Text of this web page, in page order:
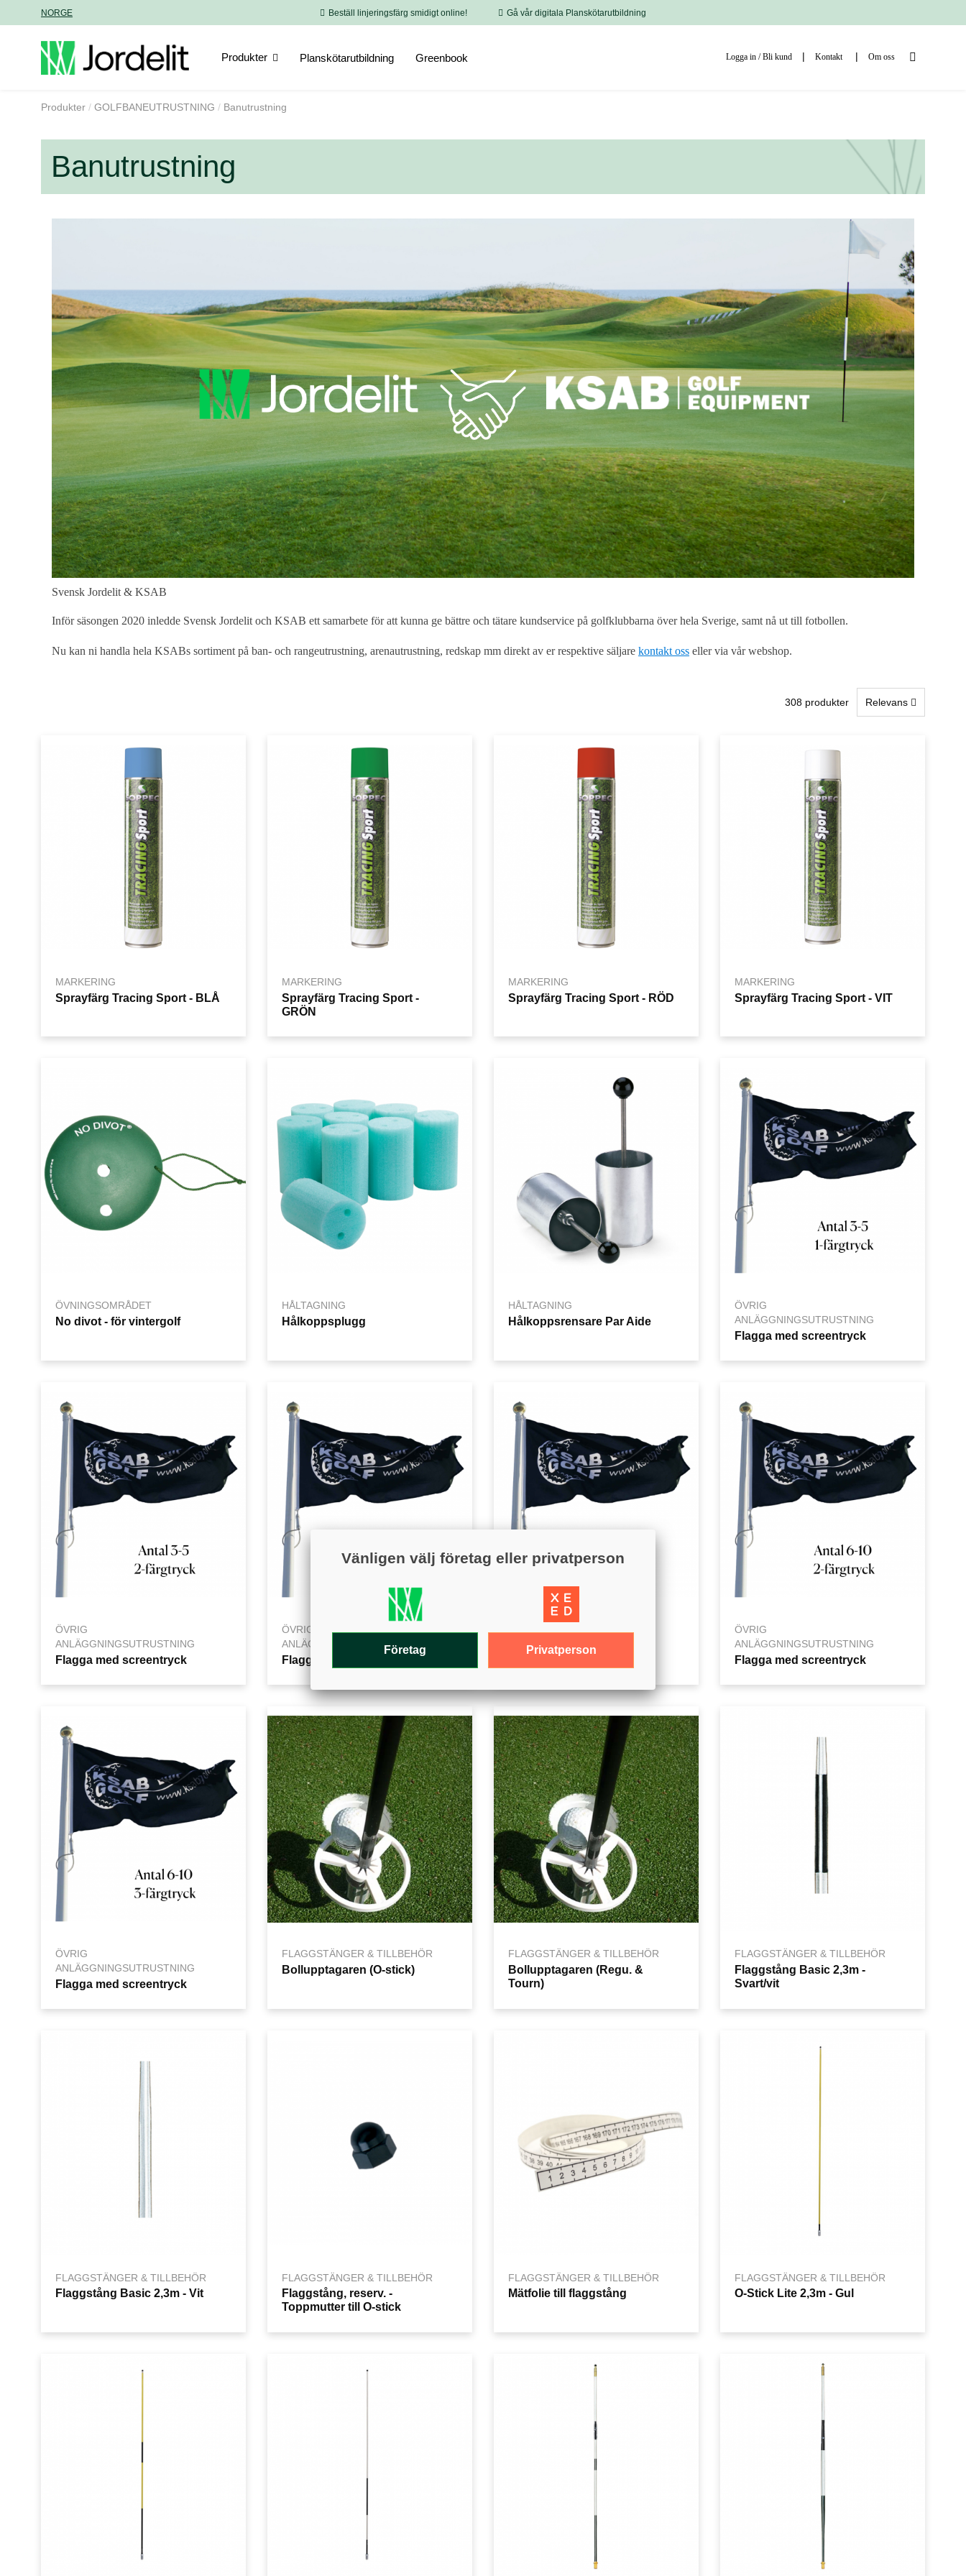
NORGE Beställ linjeringsfärg smidigt online! Gå vår digitala Planskötarutbildning
Produkter Planskötarutbildning Greenbook Logga in / Bli kund Kontakt Om oss
Produkter GOLFBANEUTRUSTNING Banutrustning
Banutrustning
Svensk Jordelit & KSAB
Inför säsongen 2020 inledde Svensk Jordelit och KSAB ett samarbete för att kunna ge bättre och tätare kundservice på golfklubbarna över hela Sverige, samt nå ut till fotbollen.
Nu kan ni handla hela KSABs sortiment på ban- och rangeutrustning, arenautrustning, redskap mm direkt av er respektive säljare kontakt oss eller via vår webshop.
308 produkter Relevans
MARKERING
Sprayfärg Tracing Sport - BLÅ
MARKERING
Sprayfärg Tracing Sport -
GRÖN
MARKERING
Sprayfärg Tracing Sport - RÖD
MARKERING
Sprayfärg Tracing Sport - VIT
ÖVNINGSOMRÅDET
No divot - för vintergolf
HÅLTAGNING
Hålkoppsplugg
HÅLTAGNING
Hålkoppsrensare Par Aide
ÖVRIG
ANLÄGGNINGSUTRUSTNING
Flagga med screentryck
ÖVRIG
ANLÄGGNINGSUTRUSTNING
Flagga med screentryck
ÖVRIG
ANLÄGGNINGSUTRUSTNING
Flagga med screentryck
ANLÄGGNINGSUTRUSTNING
Flagga med screentryck
ÖVRIG
ANLÄGGNINGSUTRUSTNING
Flagga med screentryck
ÖVRIG
ANLÄGGNINGSUTRUSTNING
Flagga med screentryck
FLAGGSTÄNGER & TILLBEHÖR
Bollupptagaren (O-stick)
FLAGGSTÄNGER & TILLBEHÖR
Bollupptagaren (Regu. &
Tourn)
FLAGGSTÄNGER & TILLBEHÖR
Flaggstång Basic 2,3m -
Svart/vit
FLAGGSTÄNGER & TILLBEHÖR
Flaggstång Basic 2,3m - Vit
FLAGGSTÄNGER & TILLBEHÖR
Flaggstång, reserv. -
Toppmutter till O-stick
FLAGGSTÄNGER & TILLBEHÖR
Mätfolie till flaggstång
FLAGGSTÄNGER & TILLBEHÖR
O-Stick Lite 2,3m - Gul
Vänligen välj företag eller privatperson
Företag Privatperson